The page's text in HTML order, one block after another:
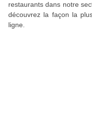
restaurants dans notre
découvrez la façon la
ligne.